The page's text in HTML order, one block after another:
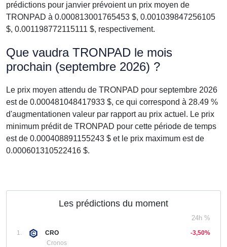
prédictions pour janvier prévoient un prix moyen de
TRONPAD à 0.000813001765453 $, 0.001039847256105
$, 0.001198772115111 $, respectivement.
Que vaudra TRONPAD le mois
prochain (septembre 2026) ?
Le prix moyen attendu de TRONPAD pour septembre 2026
est de 0.000481048417933 $, ce qui correspond à 28.49 %
d'augmentationen valeur par rapport au prix actuel. Le prix
minimum prédit de TRONPAD pour cette période de temps
est de 0.000408891155243 $ et le prix maximum est de
0.000601310522416 $.
Les prédictions du moment
24h %
1.
CRO
Cronos
-3,50%